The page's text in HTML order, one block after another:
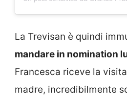
La Trevisan è quindi
mandare in nomination
Francesca riceve la
madre, incredibilmente